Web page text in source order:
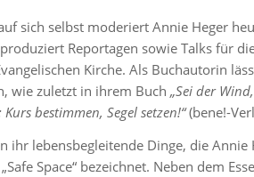
sich selbst moderiert Annie Heger
Reportagen sowie Talks für die
Kirche. Als Buchautorin
wie zuletzt in ihrem Buch „Sei der
bestimmen, Segel setzen!“(bene!-
ihr lebensbegleitende Dinge, die
Space“ bezeichnet. Neben dem